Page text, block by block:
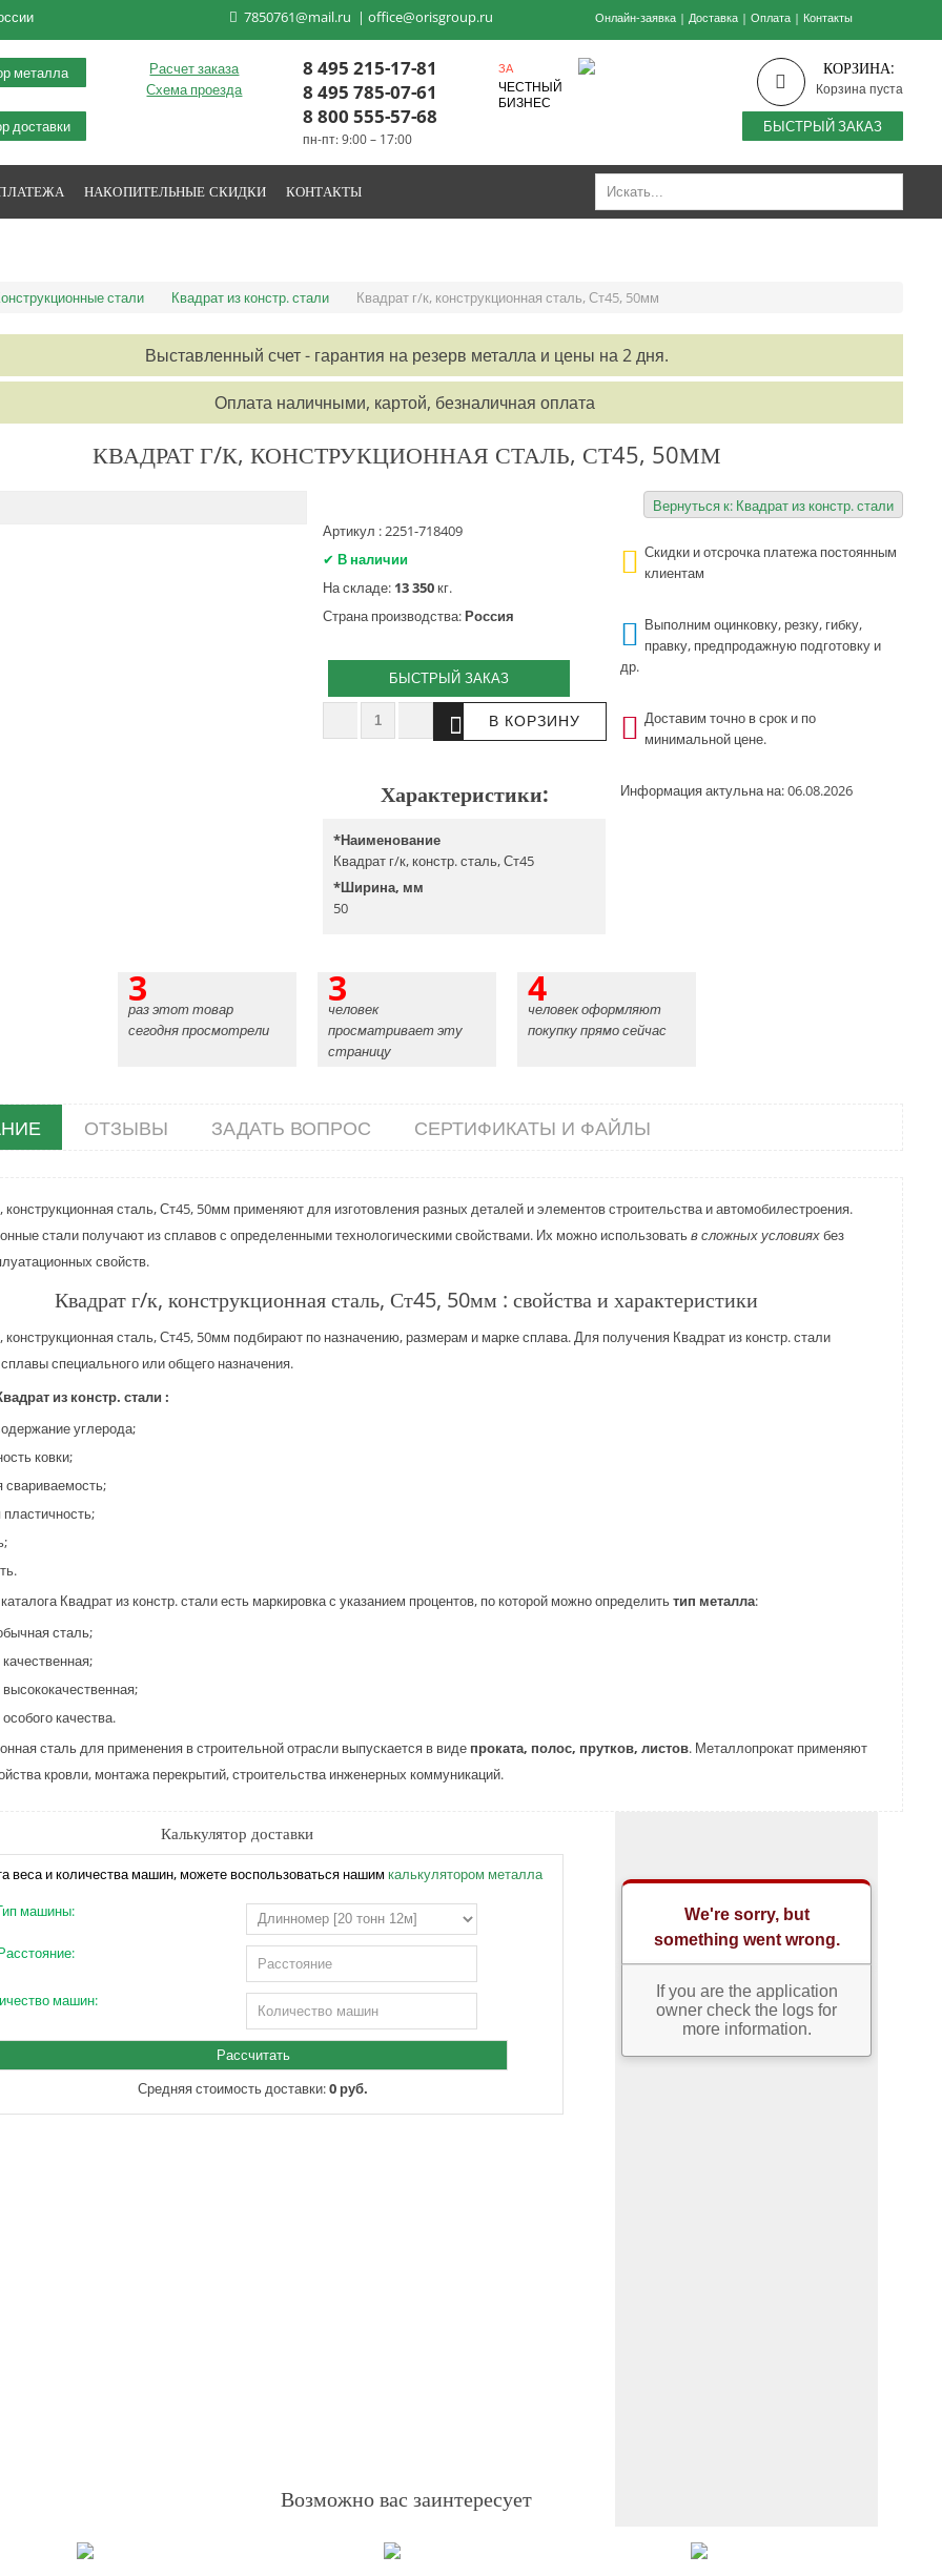
7850761@mail.ru |office@orisgroup.ru Онлайн-заявка| Доставка| Оплата| Контакты
металла
доставки
Расчет заказа
Схема проезда
8 495 215-17-81
8 495 785-07-61
8 800 555-57-68
пн-пт: 9:00 – 17:00
ЗА
ЧЕСТНЫЙ
БИЗНЕС
КОРЗИНА:
Корзина пуста
БЫСТРЫЙ ЗАКАЗ
НАКОПИТЕЛЬНЫЕ СКИДКИ КОНТАКТЫ
стали Квадрат из констр. стали Квадрат г/к, конструкционная сталь, Ст45, 50мм
Выставленный счет - гарантия на резерв металла и цены на 2 дня.
Оплата наличными, картой, безналичная оплата
КВАДРАТ Г/К, КОНСТРУКЦИОННАЯ СТАЛЬ, СТ45, 50ММ
Вернуться к: Квадрат из констр. стали
Артикул : 2251-718409
✔В наличии
На складе: 13 350кг.
Страна производства:Россия
БЫСТРЫЙ ЗАКАЗ
Характеристики:
*Наименование
Квадрат г/к, констр. сталь, Ст45
*Ширина, мм
50
Скидки и отсрочка платежа постоянным
клиентам
Выполним оцинковку, резку, гибку,
правку, предпродажную подготовку и
др.
Доставим точно в срок и по
минимальной цене.
Информация актульна на: 06.08.2026
3
раз этот товар
сегодня просмотрели
3
человек
просматривает эту
страницу
4
человек оформляют
покупку прямо сейчас
ОТЗЫВЫ ЗАДАТЬ ВОПРОС СЕРТИФИКАТЫ И ФАЙЛЫ
конструкционная сталь, Ст45, 50мм применяют для изготовления разных деталей и элементов строительства и автомобилестроения.
стали получают из сплавов с определенными технологическими свойствами. Их можно использоватьв сложных условияхбез
свойств.
Квадрат г/к, конструкционная сталь, Ст45, 50мм : свойства и характеристики
конструкционная сталь, Ст45, 50мм подбирают по назначению, размерам и марке сплава. Для получения Квадрат из констр. стали
специального или общего назначения.
из констр. стали :
углерода;
ковки;
свариваемость;
Квадрат из констр. стали есть маркировка с указанием процентов, по которой можно определитьтип металла:
сталь;
качества.
сталь для применения в строительной отрасли выпускается в виде проката, полос, прутков, листов. Металлопрокат применяют
кровли, монтажа перекрытий, строительства инженерных коммуникаций.
Калькулятор доставки
веса и количества машин, можете воспользоваться нашимкалькулятором металла
машины:
машин:
Средняя стоимость доставки:0 руб.
Возможно вас заинтересует